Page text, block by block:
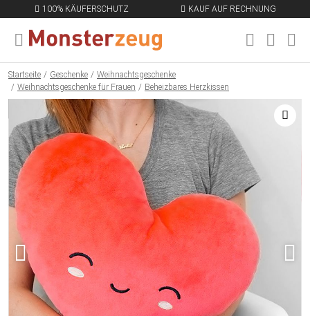
100% KÄUFERSCHUTZ KAUF AUF RECHNUNG
MENÜ SCHLIESSEN
Startseite Geschenke
Weihnachtsgeschenke
Weihnachtsgeschenke für Frauen
Beheizbares Herzkissen